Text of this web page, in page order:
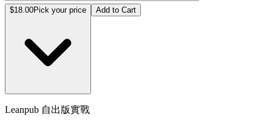
$18.00Pick your price Add to Cart
Leanpub 自出版實戰